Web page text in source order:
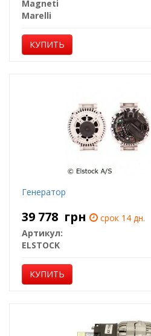
Magneti
Marelli
КУПИТЬ
Генератор
39 778 грн
срок 14 дн.
Артикул:
ELSTOCK
КУПИТЬ